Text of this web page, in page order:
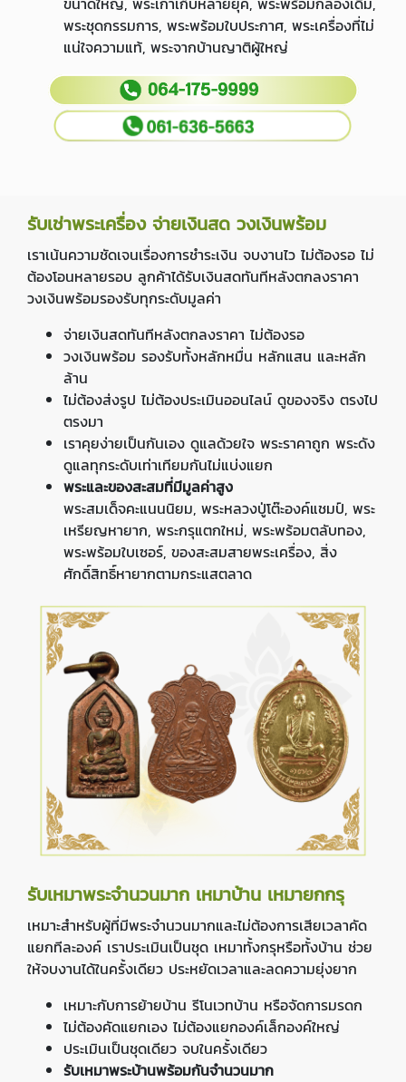
พระชุดกรรมการ, พระพร้อมใบประกาศ, พระเครื่องที่ไม่
แน่ใจความแท้, พระจากบ้านญาติผู้ใหญ่
รับเช่าพระเครื่อง จ่ายเงินสด วงเงินพร้อม
เราเน้นความชัดเจนเรื่องการชำระเงิน จบงานไว ไม่ต้องรอ ไม่
ต้องโอนหลายรอบ ลูกค้าได้รับเงินสดทันทีหลังตกลงราคา
วงเงินพร้อมรองรับทุกระดับมูลค่า
จ่ายเงินสดทันทีหลังตกลงราคา ไม่ต้องรอ
วงเงินพร้อม รองรับทั้งหลักหมื่น หลักแสน และหลัก
ล้าน
ไม่ต้องส่งรูป ไม่ต้องประเมินออนไลน์ ดูของจริง ตรงไป
ตรงมา
เราคุยง่ายเป็นกันเอง ดูแลด้วยใจ พระราคาถูก พระดัง
ดูแลทุกระดับเท่าเทียมกันไม่แบ่งแยก
พระและของสะสมที่มีมูลค่าสูง
พระสมเด็จคะแนนนิยม, พระหลวงปู่โต๊ะองค์แชมป์, พระ
เหรียญหายาก, พระกรุแตกใหม่, พระพร้อมตลับทอง,
พระพร้อมใบเซอร์, ของสะสมสายพระเครื่อง, สิ่ง
ศักดิ์สิทธิ์หายากตามกระแสตลาด
รับเหมาพระจำนวนมาก เหมาบ้าน เหมายกกรุ
เหมาะสำหรับผู้ที่มีพระจำนวนมากและไม่ต้องการเสียเวลาคัด
แยกทีละองค์ เราประเมินเป็นชุด เหมาทั้งกรุหรือทั้งบ้าน ช่วย
ให้จบงานได้ในครั้งเดียว ประหยัดเวลาและลดความยุ่งยาก
เหมาะกับการย้ายบ้าน รีโนเวทบ้าน หรือจัดการมรดก
ไม่ต้องคัดแยกเอง ไม่ต้องแยกองค์เล็กองค์ใหญ่
ประเมินเป็นชุดเดียว จบในครั้งเดียว
รับเหมาพระบ้านพร้อมกันจำนวนมาก